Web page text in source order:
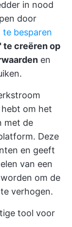
in nood
door
te besparen
te creëren op
en
om het
met de
Deze
en geeft
van een
om de
verhogen.
tool voor